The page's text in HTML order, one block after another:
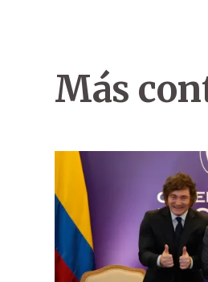
Más